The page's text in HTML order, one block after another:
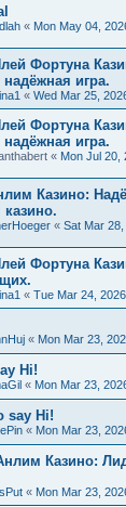
« Mon May 04,
Фортуна
игра.
« Wed Mar 25,
Фортуна
игра.
« Mon Jul 20,
Казино:
« Sat Mar
Фортуна
« Tue Mar 24,
« Mon Mar 23,
Hi!
« Mon Mar 23,
say Hi!
« Mon Mar 23,
Казино:
« Mon Mar 23,